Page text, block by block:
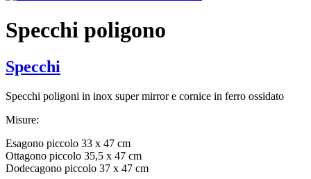
Specchi poligono
Specchi
Specchi poligoni in inox super mirror e cornice in ferro ossidato
Misure:
Esagono piccolo 33 x 47 cm
Ottagono piccolo 35,5 x 47 cm
Dodecagono piccolo 37 x 47 cm